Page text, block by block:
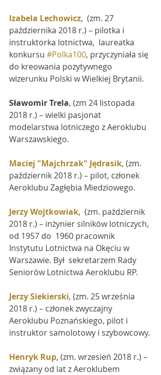
Izabela Lechowicz,  (zm. 27
października 2018 r.) – pilotka i
instruktorka lotnictwa,  laureatka
konkursu #Polka100, przyczyniała się
do kreowania pozytywnego
wizerunku Polski w Wielkiej Brytanii.
Sławomir Trela, (zm 24 listopada
2018 r.) – wielki pasjonat
modelarstwa lotniczego z Aeroklubu
Warszawskiego.
Maciej "Majchrzak" Jędrasik, (zm.
październik 2018 r.) – pilot, członek
Aeroklubu Zagłębia Miedziowego.
Jerzy Wojtkowiak,  (zm. październik
2018 r.) – inżynier silników lotniczych,
od 1957 do  1960 pracownik
Instytutu Lotnictwa na Okęciu w
Warszawie. Był  sekretarzem Rady
Seniorów Lotnictwa Aeroklubu RP.
Jerzy Siekierski, (zm. 25 września
2018 r.) – członek zwyczajny
Aeroklubu Poznańskiego, pilot i
instruktor samolotowy i szybowcowy.
Henryk Rup, (zm. wrzesień 2018 r.) –
związany od lat z Aeroklubem